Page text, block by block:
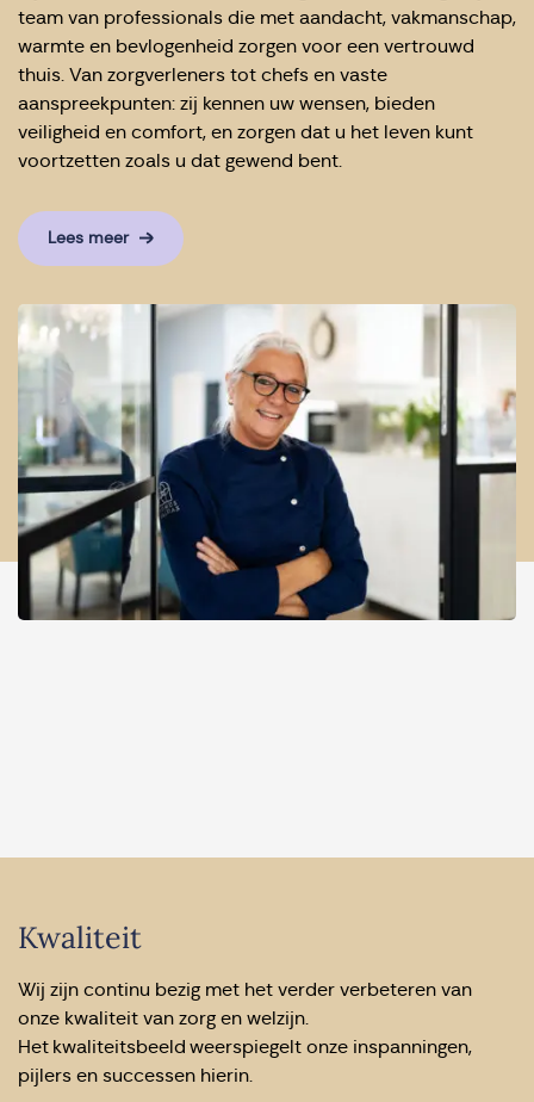
team van professionals die met aandacht, vakmanschap,
warmte en bevlogenheid zorgen voor een vertrouwd
thuis. Van zorgverleners tot chefs en vaste
aanspreekpunten: zij kennen uw wensen, bieden
veiligheid en comfort, en zorgen dat u het leven kunt
voortzetten zoals u dat gewend bent.
Lees meer
Kwaliteit
Wij zijn continu bezig met het verder verbeteren van
onze kwaliteit van zorg en welzijn.
Het kwaliteitsbeeld weerspiegelt onze inspanningen,
pijlers en successen hierin.